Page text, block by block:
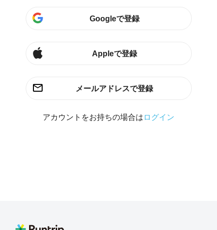
Googleで登録
Appleで登録
メールアドレスで登録
アカウントをお持ちの場合は ログイン